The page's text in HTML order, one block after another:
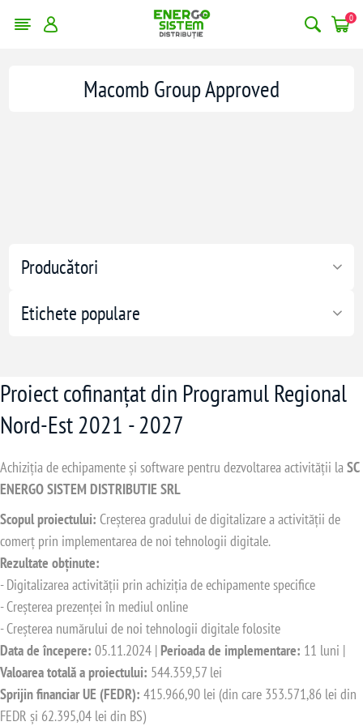
0
Producători
Etichete populare
Macomb Group Approved
Proiect cofinanțat din Programul Regional
Nord-Est 2021 - 2027
Achiziția de echipamente și software pentru dezvoltarea activității laSC
ENERGO SISTEM DISTRIBUTIE SRL
Scopul proiectului: Creșterea gradului de digitalizare a activității de
comerț prin implementarea de noi tehnologii digitale.
Rezultate obținute:
- Digitalizarea activității prin achiziția de echipamente specifice
- Creșterea prezenței în mediul online
- Creșterea numărului de noi tehnologii digitale folosite
Data de începere: 05.11.2024 | Perioada de implementare: 11 luni |
Valoarea totală a proiectului: 544.359,57 lei
Sprijin financiar UE (FEDR): 415.966,90 lei (din care 353.571,86 lei din
FEDR și 62.395,04 lei din BS)